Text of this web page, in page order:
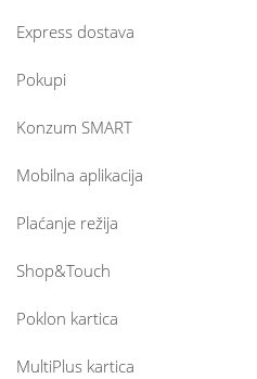
Express dostava
Pokupi
Konzum SMART
Mobilna aplikacija
Plaćanje režija
Shop&Touch
Poklon kartica
MultiPlus kartica